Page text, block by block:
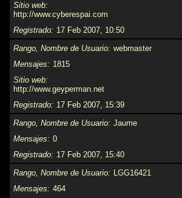
Sitio web
http://www.cyberespai.com
Registrado
17 Feb 2007, 10:50
Rango, Nombre de Usuario webmaster
Mensajes
1815
Sitio web
http://www.geyperman.net
Registrado
17 Feb 2007, 15:39
Rango, Nombre de Usuario Jaume
Mensajes
0
Registrado
17 Feb 2007, 15:40
Rango, Nombre de Usuario
LGG16421
Mensajes
464